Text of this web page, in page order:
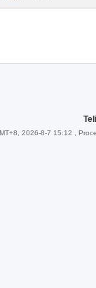
2026-8-7 15:12 ,